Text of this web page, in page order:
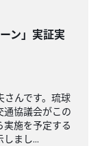
ン」実証実
さんです。琉球
通協議会がこの
施を予定する
しまし...